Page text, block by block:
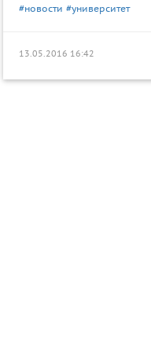
#новости #университет
13.05.2016 16:42